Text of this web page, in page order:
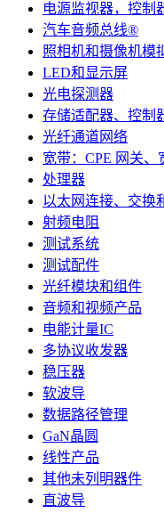
电源监视器，控制
汽车音频总线®
照相机和摄像机模
LED和显示屏
光电探测器
存储适配器、控制
光纤通道网络
宽带：CPE 网关
处理器
以太网连接、交换
射频电阻
测试系统
测试配件
光纤模块和组件
音频和视频产品
电能计量IC
多协议收发器
稳压器
软波导
数据路径管理
GaN晶圆
线性产品
其他未列明器件
直波导